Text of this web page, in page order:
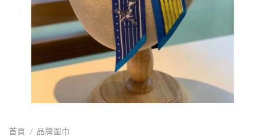
首頁 / 品牌圍巾